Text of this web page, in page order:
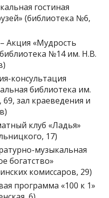
гостиная
(библиотека №6,
Акция «Мудрость
№14 им. Н.В.
консультация
библиотека им.
зал краеведения и
клуб «Ладья»
17)
музыкальная
богатство»
комиссаров, 29)
программа «100 к 1»